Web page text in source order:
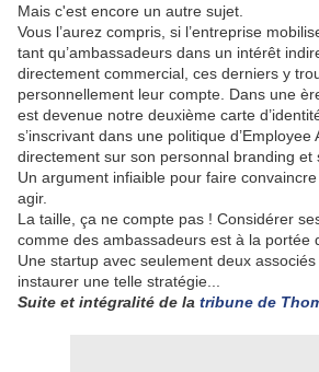
Mais c'est encore un autre sujet.
Vous l’aurez compris, si l’entreprise
tant qu’ambassadeurs dans un intérêt
directement commercial, ces derniers y
personnellement leur compte. Dans une
est devenue notre deuxième carte
s’inscrivant dans une politique
directement sur son personnal branding et
Un argument infiaible pour faire
agir.
La taille, ça ne compte pas ! Considérer
comme des ambassadeurs est à la portée
Une startup avec seulement deux
instaurer une telle stratégie...
Suite et intégralité de la tribune de